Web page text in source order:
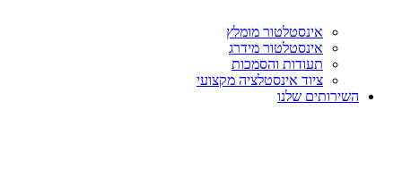
אינסטלטור מומלץ
אינסטלטור מידרג
תעודות והסמכות
ציוד אינסטלציה מקצועי
השירותים שלנו